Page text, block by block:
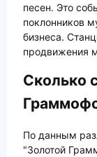
песен. Это
поклонников
бизнеса.
продвижения
Сколько
По данным
"Золотой